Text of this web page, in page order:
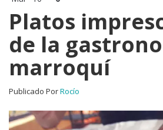
Platos
de la
marroquí
Publicado PorRocío